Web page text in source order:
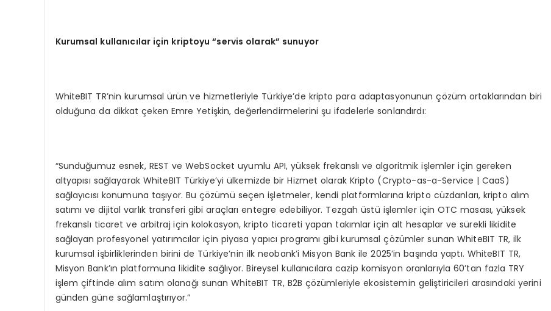
Kurumsal kullanıcılar için kriptoyu “servis olarak” sunuyor
WhiteBIT TR’nin kurumsal ürün ve hizmetleriyle Türkiye’de kripto para adaptasyonunun çözüm ortaklarından biri
olduğuna da dikkat çeken Emre Yetişkin, değerlendirmelerini şu ifadelerle sonlandırdı:
“Sunduğumuz esnek, REST ve WebSocket uyumlu API, yüksek frekanslı ve algoritmik işlemler için gereken
altyapısı sağlayarak WhiteBIT Türkiye’yi ülkemizde bir Hizmet olarak Kripto (Crypto-as-a-Service | CaaS)
sağlayıcısı konumuna taşıyor. Bu çözümü seçen işletmeler, kendi platformlarına kripto cüzdanları, kripto alım
satımı ve dijital varlık transferi gibi araçları entegre edebiliyor. Tezgah üstü işlemler için OTC masası, yüksek
frekanslı ticaret ve arbitraj için kolokasyon, kripto ticareti yapan takımlar için alt hesaplar ve sürekli likidite
sağlayan profesyonel yatırımcılar için piyasa yapıcı programı gibi kurumsal çözümler sunan WhiteBIT TR, ilk
kurumsal işbirliklerinden birini de Türkiye’nin ilk neobank’i Misyon Bank ile 2025’in başında yaptı. WhiteBIT TR,
Misyon Bank’ın platformuna likidite sağlıyor. Bireysel kullanıcılara cazip komisyon oranlarıyla 60’tan fazla TRY
işlem çiftinde alım satım olanağı sunan WhiteBIT TR, B2B çözümleriyle ekosistemin geliştiricileri arasındaki yerini
günden güne sağlamlaştırıyor.”